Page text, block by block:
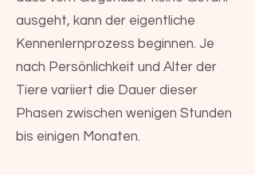
ausgeht, kann der eigentliche
Kennenlernprozess beginnen. Je
nach Persönlichkeit und Alter der
Tiere variiert die Dauer dieser
Phasen zwischen wenigen Stunden
bis einigen Monaten.